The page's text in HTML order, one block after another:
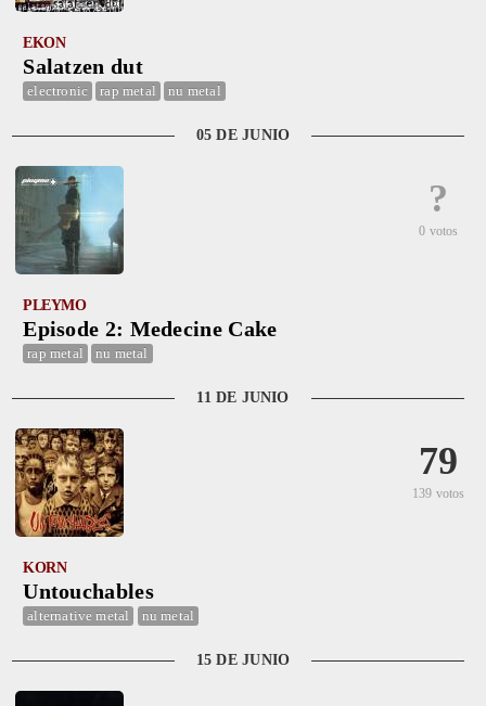
EKON
Salatzen dut
electronic rap metal nu metal
05 DE JUNIO
?
0 votos
PLEYMO
Episode 2: Medecine Cake
rap metal nu metal
11 DE JUNIO
79
139 votos
KORN
Untouchables
alternative metal nu metal
15 DE JUNIO